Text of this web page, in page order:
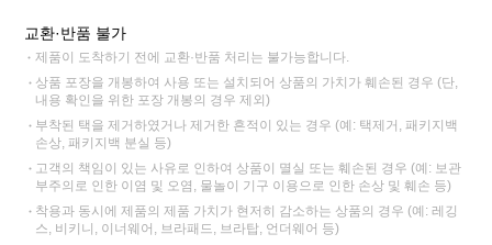
교환·반품 불가
제품이 도착하기 전에 교환·반품 처리는 불가능합니다.
상품 포장을 개봉하여 사용 또는 설치되어 상품의 가치가 훼손된 경우 (단,
내용 확인을 위한 포장 개봉의 경우 제외)
부착된 택을 제거하였거나 제거한 흔적이 있는 경우 (예: 택제거, 패키지백
손상, 패키지백 분실 등)
고객의 책임이 있는 사유로 인하여 상품이 멸실 또는 훼손된 경우 (예: 보관
부주의로 인한 이염 및 오염, 물놀이 기구 이용으로 인한 손상 및 훼손 등)
착용과 동시에 제품의 제품 가치가 현저히 감소하는 상품의 경우 (예: 레깅
스, 비키니, 이너웨어, 브라패드, 브라탑, 언더웨어 등)